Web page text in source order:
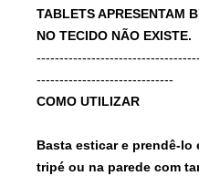
TABLETS APRESENTAM
NO TECIDO NÃO EXISTE.
------------------------------
COMO UTILIZAR
Basta esticar e prendê-lo
tripé ou na parede com